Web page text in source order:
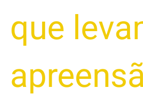
que